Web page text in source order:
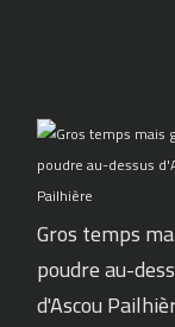
Gros temps
poudre au-
d'Ascou